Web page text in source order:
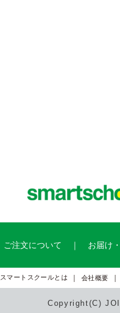
ご注文について お届け
スマートスクールとは 会社概要
Copyright(C)